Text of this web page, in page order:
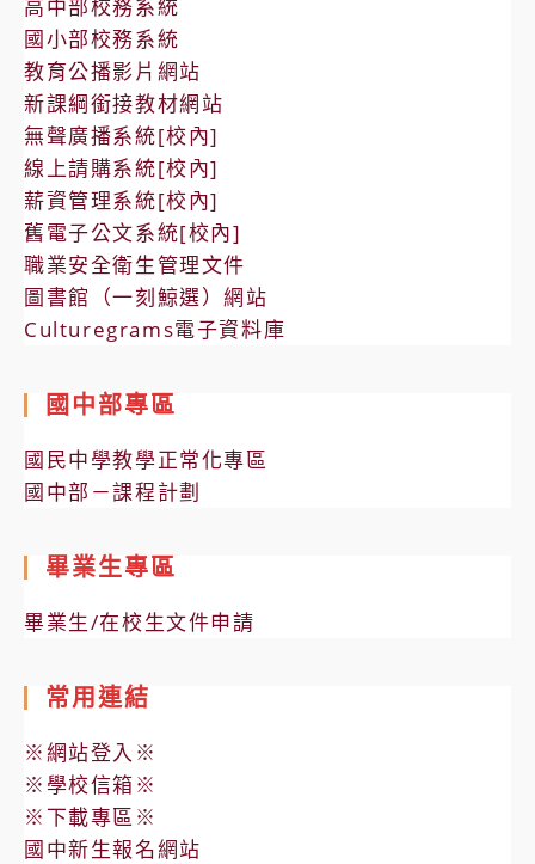
高中部校務系統
國小部校務系統
教育公播影片網站
新課綱銜接教材網站
無聲廣播系統[校內]
線上請購系統[校內]
薪資管理系統[校內]
舊電子公文系統[校內]
職業安全衛生管理文件
圖書館（一刻鯨選）網站
Culturegrams電子資料庫
國中部專區
國民中學教學正常化專區
國中部－課程計劃
畢業生專區
畢業生/在校生文件申請
常用連結
※網站登入※
※學校信箱※
※下載專區※
國中新生報名網站